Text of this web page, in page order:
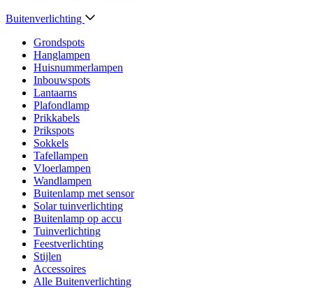
Buitenverlichting
Grondspots
Hanglampen
Huisnummerlampen
Inbouwspots
Lantaarns
Plafondlamp
Prikkabels
Prikspots
Sokkels
Tafellampen
Vloerlampen
Wandlampen
Buitenlamp met sensor
Solar tuinverlichting
Buitenlamp op accu
Tuinverlichting
Feestverlichting
Stijlen
Accessoires
Alle Buitenverlichting